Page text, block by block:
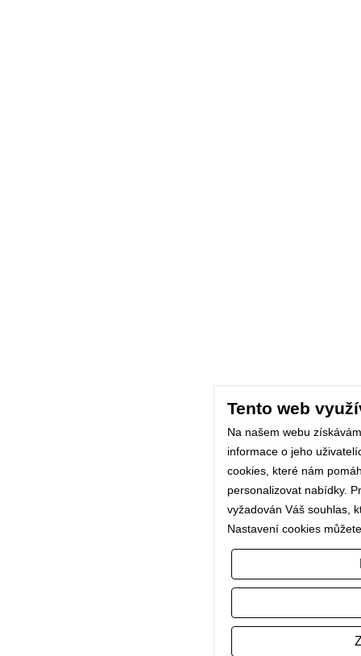
Tento web
Na našem webu
informace o jeho
cookies, které nám
personalizovat nabídky.
vyžadován Váš souhlas,
Nastavení cookies